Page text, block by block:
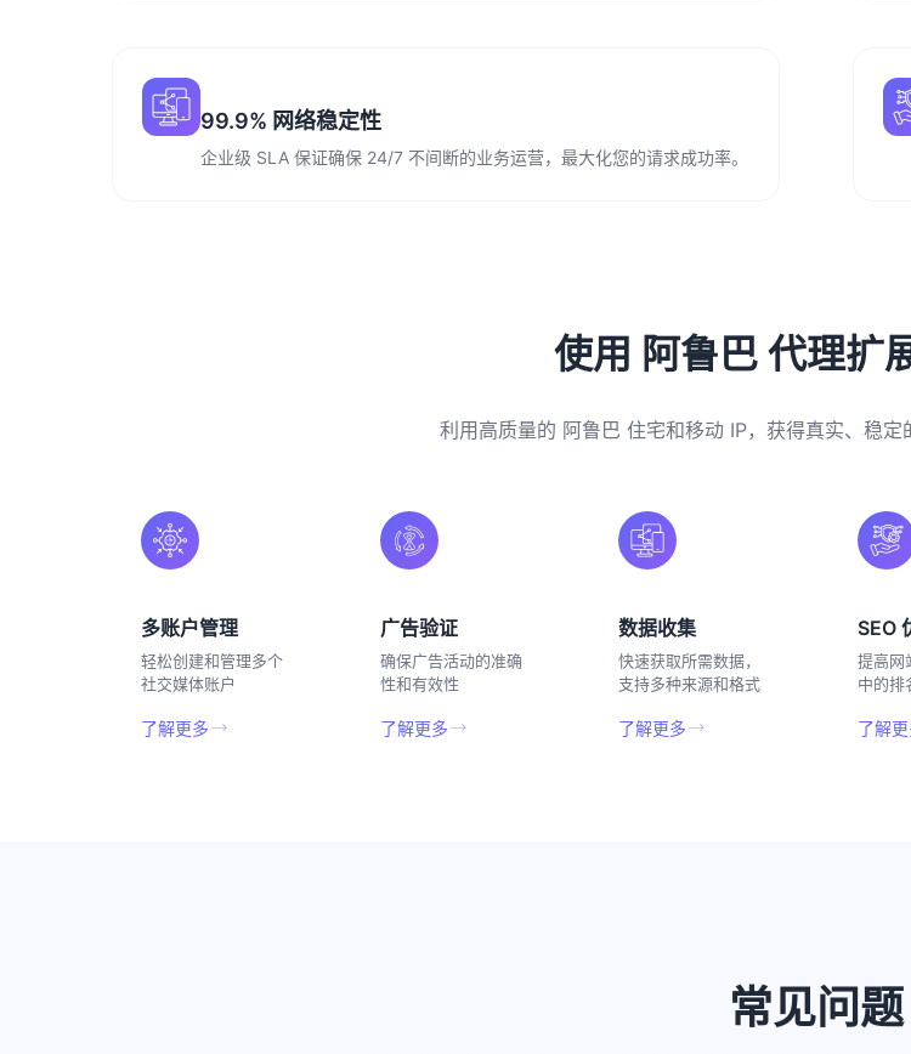
99.9% 网络稳定性
企业级 SLA 保证确保 24/7 不间断的业务运营，最大化您的请求成功率。
使用 阿鲁巴 代理扩
利用高质量的 阿鲁巴 住宅和移动 IP，获得真实、稳定
多账户管理
轻松创建和管理多个
社交媒体账户
了解更多
广告验证
确保广告活动的准确
性和有效性
了解更多
数据收集
快速获取所需数据，
支持多种来源和格式
了解更多
SEO
提高网
中的排
了解
常见问题